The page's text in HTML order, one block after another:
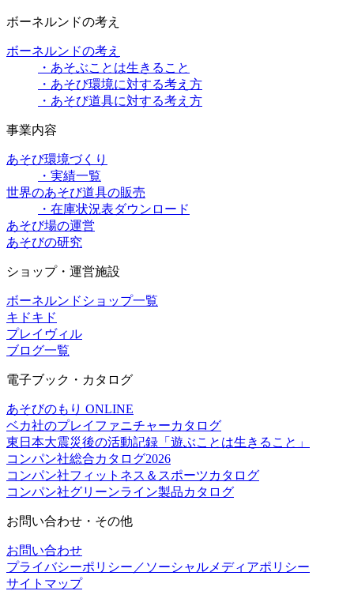
ボーネルンドの考え
ボーネルンドの考え
・あそぶことは生きること
・あそび環境に対する考え方
・あそび道具に対する考え方
事業内容
あそび環境づくり
・実績一覧
世界のあそび道具の販売
・在庫状況表ダウンロード
あそび場の運営
あそびの研究
ショップ・運営施設
ボーネルンドショップ一覧
キドキド
プレイヴィル
ブログ一覧
電子ブック・カタログ
あそびのもり ONLINE
ベカ社のプレイファニチャーカタログ
東日本大震災後の活動記録「遊ぶことは生きること」
コンパン社総合カタログ2026
コンパン社フィットネス＆スポーツカタログ
コンパン社グリーンライン製品カタログ
お問い合わせ・その他
お問い合わせ
プライバシーポリシー／ソーシャルメディアポリシー
サイトマップ